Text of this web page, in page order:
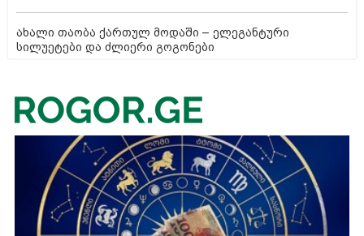
ახალი თაობა ქართულ მოდაში – ელეგანტური
სილუეტები და ძლიერი გოგონები